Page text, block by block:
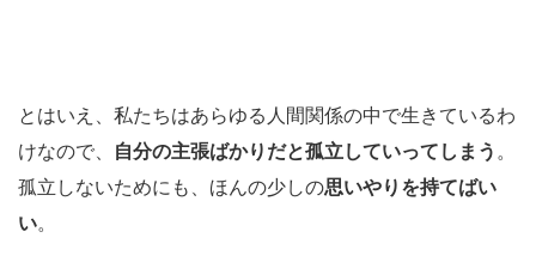
とはいえ、私たちはあらゆる人間関係の中で生きているわ
けなので、 自分の主張ばかりだと孤立していってしまう 。
孤立しないためにも、ほんの少しの思いやりを持てばい
い。